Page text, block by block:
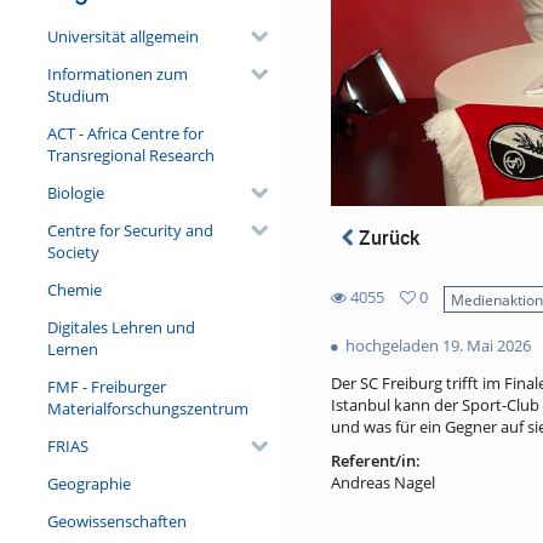
Universität allgemein
Informationen zum
Studium
ACT - Africa Centre for
Transregional Research
Biologie
Centre for Security and
Society
Chemie
Digitales Lehren und
Lernen
FMF - Freiburger
Materialforschungszentrum
FRIAS
Geographie
Geowissenschaften
Zurück
4055
views
0
favorites
hochgeladen 19. Mai 2026
Der SC Freiburg trifft im
Istanbul kann der Sport-
und was für ein Gegner auf
Referent/in:
Andreas Nagel